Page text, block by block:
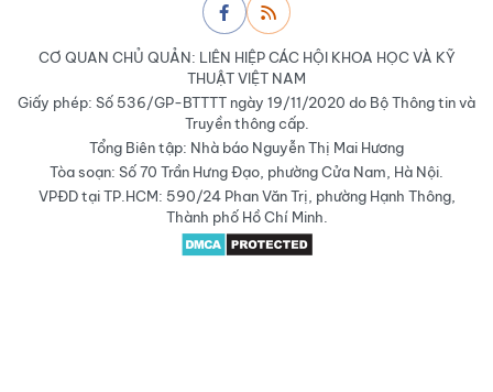
CƠ QUAN CHỦ QUẢN: LIÊN HIỆP CÁC HỘI KHOA HỌC VÀ KỸ
THUẬT VIỆT NAM
Giấy phép: Số 536/GP-BTTTT ngày 19/11/2020 do Bộ Thông tin và
Truyền thông cấp.
Tổng Biên tập: Nhà báo Nguyễn Thị Mai Hương
Tòa soạn: Số 70 Trần Hưng Đạo, phường Cửa Nam, Hà Nội.
VPĐD tại TP.HCM: 590/24 Phan Văn Trị, phường Hạnh Thông,
Thành phố Hồ Chí Minh.